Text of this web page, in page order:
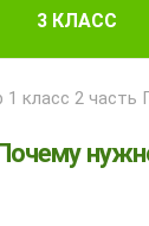
3 КЛАСС
класс 2 часть